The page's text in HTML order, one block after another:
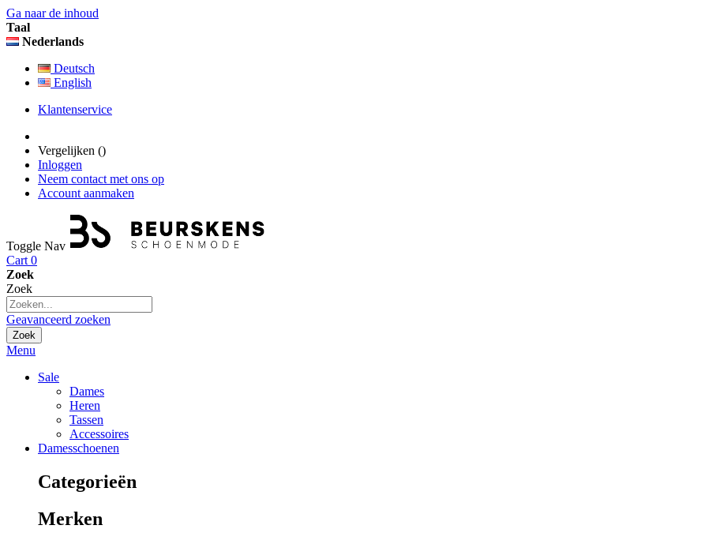
Ga naar de inhoud
Taal
Nederlands
Deutsch
English
Klantenservice
Vergelijken ()
Inloggen
Neem contact met ons op
Account aanmaken
Toggle Nav
Cart 0
Zoek
Zoek
Geavanceerd zoeken
Zoek
Menu
Sale
Dames
Heren
Tassen
Accessoires
Damesschoenen
Categorieën
Merken